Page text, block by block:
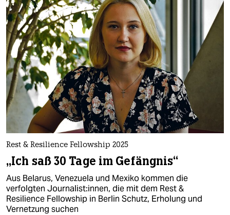
abo
genossenschaft
epaper login
Rest & Resilience Fellowship 2025
„Ich saß 30 Tage im Gefängnis“
Aus Belarus, Venezuela und Mexiko kommen die
verfolgten Journalist:innen, die mit dem Rest &
Resilience Fellowship in Berlin Schutz, Erholung und
Vernetzung suchen